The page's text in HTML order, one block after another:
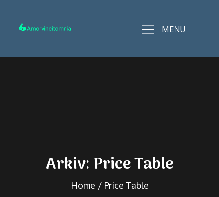
content
MENU
Arkiv: Price Table
Home Price Table